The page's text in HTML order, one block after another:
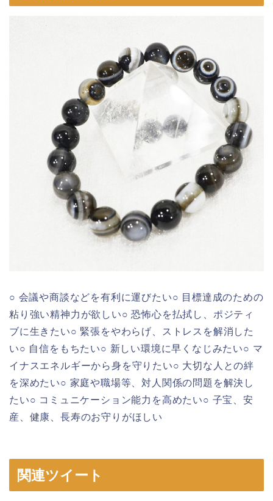
○ 会議や商談などを有利に運びたい○ 目標達成のための
粘り強い精神力が欲しい○ 恐怖心を払拭し、ポジティ
ブに生きたい○ 緊張をやわらげ、ストレスを解消した
い○ 自信をもちたい○ 新しい環境に早くなじみたい○ マ
イナスエネルギーから身を守りたい○ 大切な人との絆
を深めたい○ 家庭や職場等、対人関係の問題を解決し
たい○ コミュニケーション能力を高めたい○ 子宝、安
産、健康、長寿のお守りがほしい
関連ツイート